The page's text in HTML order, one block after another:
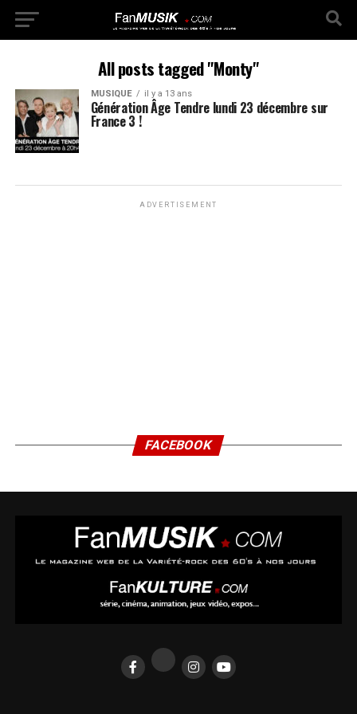
All posts tagged "Monty"
MUSIQUE il y a 13 ans
Génération Âge Tendre lundi 23 décembre sur
France 3 !
ADVERTISEMENT
FACEBOOK